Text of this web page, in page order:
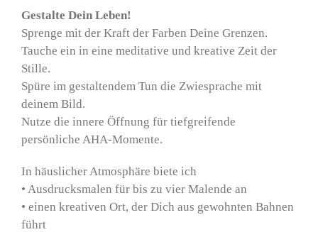
Gestalte Dein Leben!
Sprenge mit der Kraft der Farben Deine Grenzen.
Tauche ein in eine meditative und kreative Zeit der
Stille.
Spüre im gestaltendem Tun die Zwiesprache mit
deinem Bild.
Nutze die innere Öffnung für tiefgreifende
persönliche AHA-Momente.
In häuslicher Atmosphäre biete ich
• Ausdrucksmalen für bis zu vier Malende an
• einen kreativen Ort, der Dich aus gewohnten Bahnen
führt